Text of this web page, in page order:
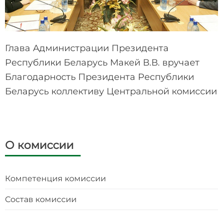
О комиссии
Компетенция комиссии
Состав комиссии
Глава Администрации Президента
Республики Беларусь Макей В.В. вручает
Благодарность Президента Республики
Беларусь коллективу Центральной комиссии